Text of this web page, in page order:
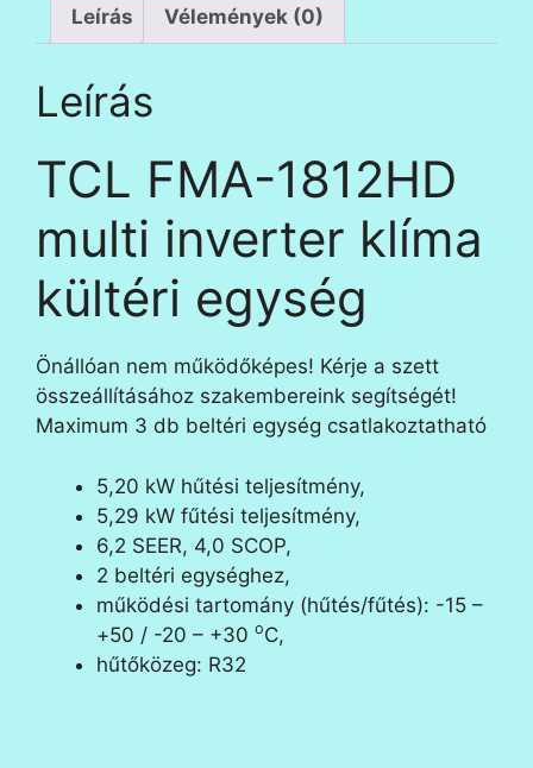
egység
mennyiség
Leírás Vélemények (0)
Leírás
TCL FMA-1812HD
multi inverter klíma
kültéri egység
Önállóan nem működőképes! Kérje a szett
összeállításához szakembereink segítségét!
Maximum 3 db beltéri egység csatlakoztatható
5,20 kW hűtési teljesítmény,
5,29 kW fűtési teljesítmény,
6,2 SEER, 4,0 SCOP,
2 beltéri egységhez,
működési tartomány (hűtés/fűtés): -15 –
+50 / -20 – +30 oC,
hűtőközeg: R32